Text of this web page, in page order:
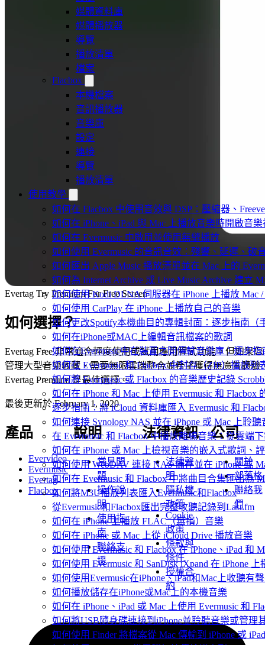
媒體資料庫
媒體播放器
導覽
播放清單
檔案
Flacbox
本機檔案
音訊播放器
音樂庫
設定
連接
導覽
播放清單
使用教學
如何在 Flacbox 中使用音效與 DSP：壓縮器、
如何在 iPhone、iPad 與 Mac 上播放音樂時開啟音
如何在 Evermusic 中啟用並使用無縫播放
如何使用 Evermusic 的音訊音效：殘響、延遲、破
如何匯出 Apple Music 播放清單並在 Mac 上的
如何為 Internet Archive 或 Live Music Archive 建立
如何使用 Kodi DLNA 伺服器在 iPhone 上播放 Mac
如何使用 CarPlay 在 iPhone 上播放自己的音樂
如何更改Spotify本機曲目的專輯封面：逐步指南（
如何在iPhone或MAC上編輯音訊檔案的歌詞
如何在Evermusic中在裝置之間傳輸音樂庫：逐步指
如何在 Evermusic 和 Flacbox 中封存（ZIP）播放
如何將 Evermusic 或 Flacbox 的音樂歷史記錄
如何在 iPhone 和 Mac 上使用 Evermusic 和 Flacbox
逐步指南：將 iCloud 資料庫匯入 Evermusic 和
如何連接 Synology NAS 並在 iPhone 或 Mac 上聆聽
在 Evermusic 和 Flacbox 中播放離線音樂：從雲端
如何在 iPhone 或 Mac 上檢視音樂的嵌入式歌詞、
如何使用 WebDAV 連接 NAS 儲存並在 iPhone 或
如何在 Evermusic 和 Flacbox 中將曲目合集匯出為
如何將M3U播放列表匯入Evermusic和Flacbox
從Evermusic和Flacbox匯出完整收聽記錄到Last.fm
如何在 iPhone 上播放 FLAC（無損）音樂
如何在 iPhone 或 Mac 上從 iCloud Drive 播放音樂
如何使用 Evermusic 和 Flacbox 在 iPhone、iPad 和
如何使用 Evermusic 和 SanDisk iXpand 在 iPhone
如何使用Evermusic在iPhone、iPad和Mac上收聽有
如何播放儲存在iPhone或Mac上的本機音樂
如何在 iPhone、iPad 或 Mac 上使用 Evermusic 和
如何將USB隨身碟連接到iPhone並聆聽音樂或管理
如何使用 Finder 將檔案從 Mac 傳輸到 iPhone 或 iPad
Evertag Try Premium For Free Screen
如何選擇？
Evertag Free 非常適合輕度使用或試用應用程式功能。但如果您
管理大型音樂收藏、需要無限雲端整合並希望獲得無廣告體驗
Evertag Premium 是最佳選擇。
最後更新於February 1, 2020
產品
Evervideo
Evermusic
Evertag
Flacbox
說明
常見問
題
操作說
明
使用指
南
聯絡支
援
法律資訊
法律聲
明
隱私權
政策
Cookie
政策
條款與
條件
授權合
約
公司
關於
部落格
聯絡我
們